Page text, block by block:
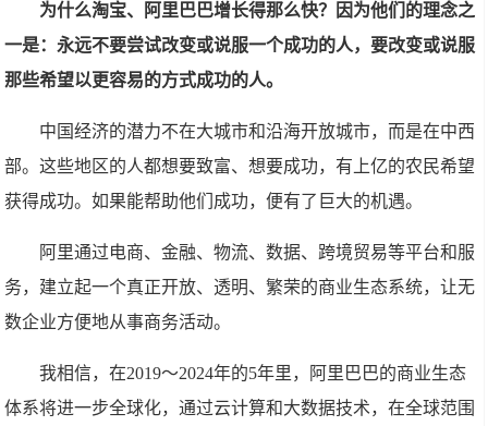
为什么淘宝、阿里巴巴增长得那么快？因为他们的理念之
一是：永远不要尝试改变或说服一个成功的人，要改变或说服
那些希望以更容易的方式成功的人。
中国经济的潜力不在大城市和沿海开放城市，而是在中西
部。这些地区的人都想要致富、想要成功，有上亿的农民希望
获得成功。如果能帮助他们成功，便有了巨大的机遇。
阿里通过电商、金融、物流、数据、跨境贸易等平台和服
务，建立起一个真正开放、透明、繁荣的商业生态系统，让无
数企业方便地从事商务活动。
我相信，在2019～2024年的5年里，阿里巴巴的商业生态
体系将进一步全球化，通过云计算和大数据技术，在全球范围